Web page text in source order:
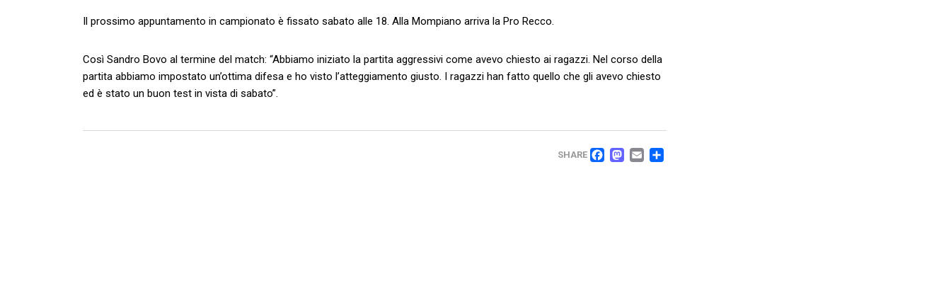
Il prossimo appuntamento in campionato è fissato sabato alle 18. Alla Mompiano arriva la Pro Recco.
Così Sandro Bovo al termine del match: “Abbiamo iniziato la partita aggressivi come avevo chiesto ai ragazzi. Nel corso della
partita abbiamo impostato un’ottima difesa e ho visto l’atteggiamento giusto. I ragazzi han fatto quello che gli avevo chiesto
ed è stato un buon test in vista di sabato”.
SHARE FACEBOOK
MASTODON
EMAIL